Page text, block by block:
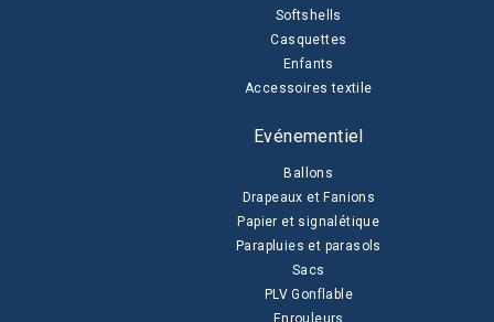
Softshells
Casquettes
Enfants
Accessoires textile
Evénementiel
Ballons
Drapeaux et Fanions
Papier et signalétique
Parapluies et parasols
Sacs
PLV Gonflable
Enrouleurs